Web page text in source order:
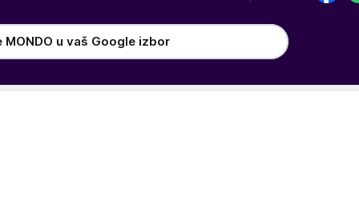
MONDO u vaš Google izbor